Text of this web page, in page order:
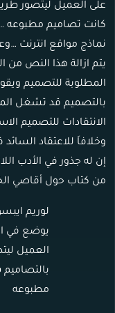
على العميل ليتصور
كانت تصاميم مطبوعه …
نماذج مواقع انترنت
يتم ازالة هذا النص
المطلوبة للتصميم
بالتصميم قد تشغل
الانتقادات للتصميم
وخلافاَ للاعتقاد
إن له جذور في الأدب
من كتاب حول أقاصي
لوريم
يوضع في
العميل
مطبوعه